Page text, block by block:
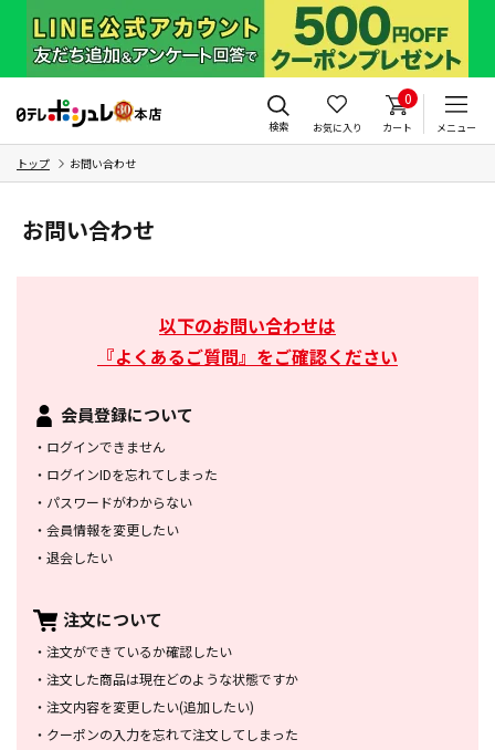
検索 お気に入り
0
カート メニュー
トップ お問い合わせ
お問い合わせ
以下のお問い合わせは
『よくあるご質問』をご確認ください
会員登録について
・ ログインできません
・ ログインIDを忘れてしまった
・ パスワードがわからない
・ 会員情報を変更したい
・ 退会したい
注文について
・ 注文ができているか確認したい
・ 注文した商品は現在どのような状態ですか
・ 注文内容を変更したい(追加したい)
・ クーポンの入力を忘れて注文してしまった